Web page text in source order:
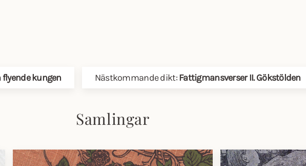
flyende kungen Nästkommande dikt:Fattigmansverser II. Gökstölden
Samlingar